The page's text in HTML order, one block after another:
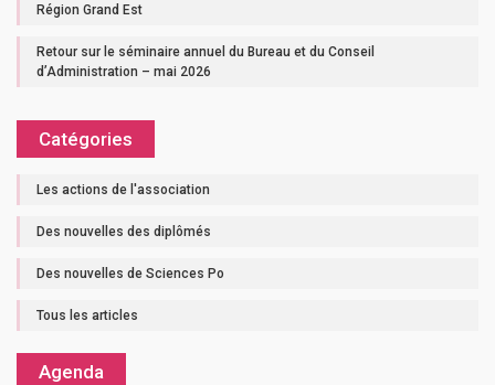
Région Grand Est
Retour sur le séminaire annuel du Bureau et du Conseil
d’Administration – mai 2026
Catégories
Les actions de l'association
Des nouvelles des diplômés
Des nouvelles de Sciences Po
Tous les articles
Agenda